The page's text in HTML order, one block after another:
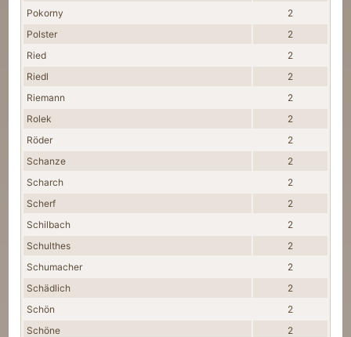
Pokorny
2
Polster
2
Ried
2
Riedl
2
Riemann
2
Rolek
2
Röder
2
Schanze
2
Scharch
2
Scherf
2
Schilbach
2
Schulthes
2
Schumacher
2
Schädlich
2
Schön
2
Schöne
2